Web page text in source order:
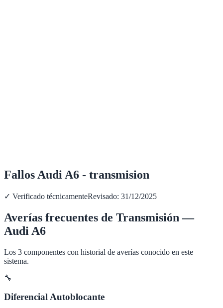
Fallos Audi A6 - transmision
✓ Verificado técnicamenteRevisado: 31/12/2025
Averías frecuentes de Transmisión —
Audi A6
Los 3 componentes con historial de averías conocido en este
sistema.
🔧
Diferencial Autoblocante